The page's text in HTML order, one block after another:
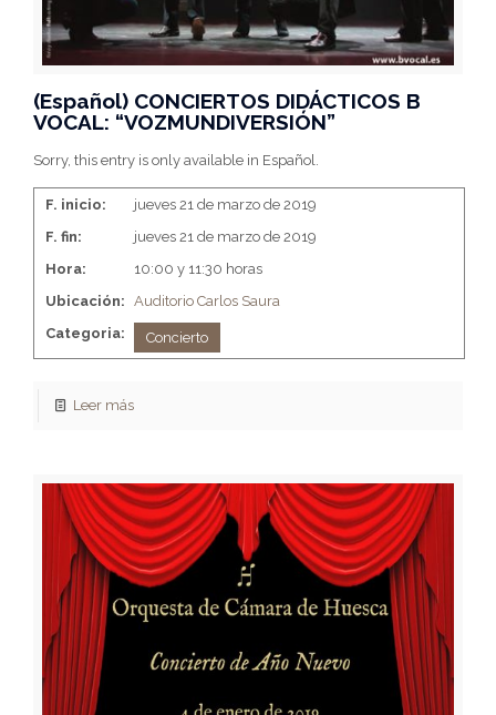
(Español) CONCIERTOS DIDÁCTICOS B
VOCAL: “VOZMUNDIVERSIÓN”
Sorry, this entry is only available in Español.
F. inicio:
jueves 21 de marzo de 2019
F. fin:
jueves 21 de marzo de 2019
Hora:
10:00 y 11:30 horas
Ubicación: Auditorio Carlos Saura
Categoria:
Concierto
Leer más